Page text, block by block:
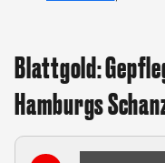
Blattgold:
Hamburgs